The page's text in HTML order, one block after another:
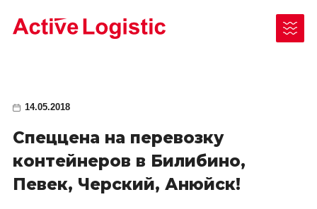
Чукотский АО
Республика Саха (Якутия)
Как отправить груз
14.05.2018
Спеццена на перевозку
контейнеров в Билибино,
Певек, Черский, Анюйск!